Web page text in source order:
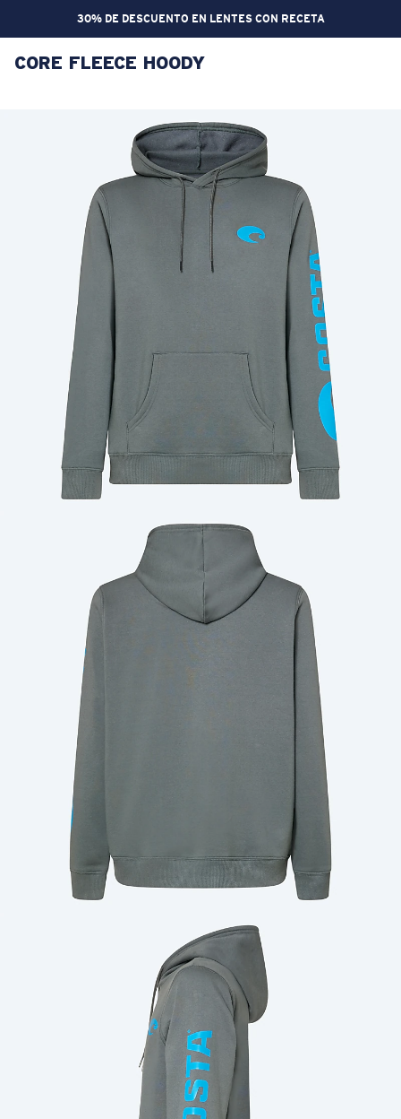
30% DE DESCUENTO EN LENTES CON RECETA
OBJETIVO ACTUALIZADO
Precio:
Cantidad:
Precio:
Sin cargo
Cantidad:
CORE FLEECE HOODY